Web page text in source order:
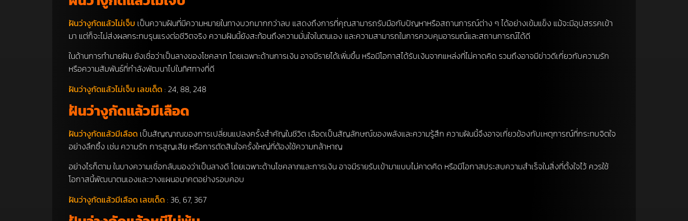
ฝันว่างูกัดแล้วไม่เจ็บ เป็นความฝันที่มีความหมายในทางบวกมากกว่าลบ แสดงถึงการที่คุณสามารถรับมือกับปัญหาหรือสถานการณ์ต่าง ๆ ได้อย่างเข้มแข็ง แม้จะมีอุปสรรคเข้า
มา แต่ก็จะไม่ส่งผลกระทบรุนแรงต่อชีวิตจริง ความฝันนี้ยังสะท้อนถึงความมั่นใจในตนเอง และความสามารถในการควบคุมอารมณ์และสถานการณ์ได้ดี
ในด้านการทำนายฝัน ยังเชื่อว่าเป็นลางของโชคลาภ โดยเฉพาะด้านการเงิน อาจมีรายได้เพิ่มขึ้น หรือมีโอกาสได้รับเงินจากแหล่งที่ไม่คาดคิด รวมถึงอาจมีข่าวดีเกี่ยวกับความรัก
หรือความสัมพันธ์ที่กำลังพัฒนาไปในทิศทางที่ดี
ฝันว่างูกัดแล้วไม่เจ็บ เลขเด็ด: 24, 88, 248
ฝันว่างูกัดแล้วมีเลือด
ฝันว่างูกัดแล้วมีเลือด เป็นสัญญาณของการเปลี่ยนแปลงครั้งสำคัญในชีวิต เลือดเป็นสัญลักษณ์ของพลังและความรู้สึก ความฝันนี้จึงอาจเกี่ยวข้องกับเหตุการณ์ที่กระทบจิตใจ
อย่างลึกซึ้ง เช่น ความรัก การสูญเสีย หรือการตัดสินใจครั้งใหญ่ที่ต้องใช้ความกล้าหาญ
อย่างไรก็ตาม ในบางความเชื่อกลับมองว่าเป็นลางดี โดยเฉพาะด้านโชคลาภและการเงิน อาจมีรายรับเข้ามาแบบไม่คาดคิด หรือมีโอกาสประสบความสำเร็จในสิ่งที่ตั้งใจไว้ ควรใช้
โอกาสนี้พัฒนาตนเองและวางแผนอนาคตอย่างรอบคอบ
ฝันว่างูกัดแล้วมีเลือด เลขเด็ด: 36, 67, 367